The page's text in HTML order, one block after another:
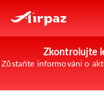
Zkontrolujte
Zůstaňte informováni o